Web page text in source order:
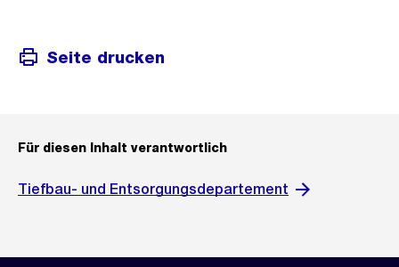
Seite drucken
Für diesen Inhalt verantwortlich
Tiefbau- und Entsorgungsdepartement